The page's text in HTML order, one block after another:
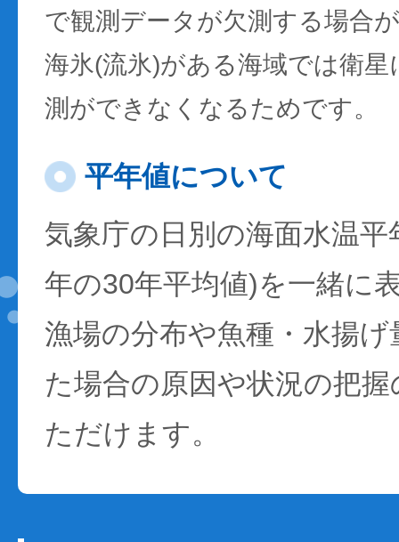
で観測データが欠測する場合
海氷(流氷)がある海域では衛
測ができなくなるためです。
平年値について
気象庁の日別の海面水温
年の30年平均値)を一緒に
漁場の分布や魚種・水揚
た場合の原因や状況の把
ただけます。